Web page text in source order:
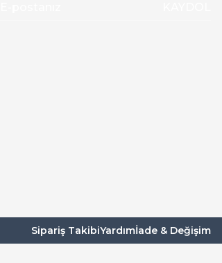
Sipariş TakibiYardımİade & Değişim